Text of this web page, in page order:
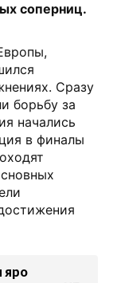
соперниц.
Сразу
борьбу за
начались
в финалы
яро